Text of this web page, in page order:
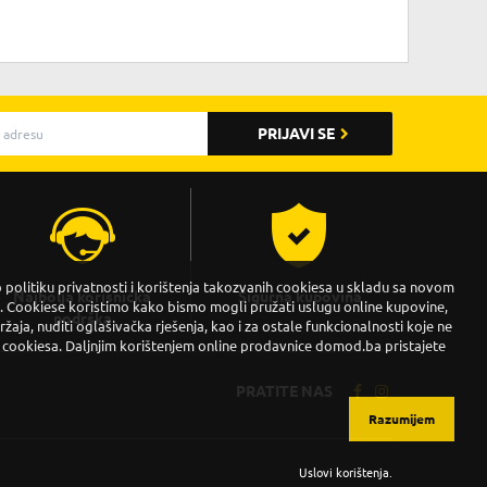
PRIJAVI SE
Najbolja korisnička
podrška
Sigurna kupovina
PRATITE NAS
Uslovi korištenja
politiku privatnosti i korištenja takozvanih cookiesa u skladu sa novom
koristimo kako bismo mogli pružati uslugu online kupovine,
nuditi oglašivačka rješenja, kao i za ostale funkcionalnosti koje ne
Daljnjim korištenjem online prodavnice domod.ba pristajete
Razumijem